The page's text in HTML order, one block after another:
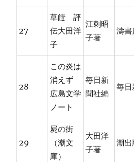
27
草饐 評
伝大田洋
子
江刺昭
子著
濤書
28
この炎は
消えず
広島文学
ノート
毎日新
聞社編
毎日
29
屍の街
（潮文
庫）
大田洋
子著
潮出